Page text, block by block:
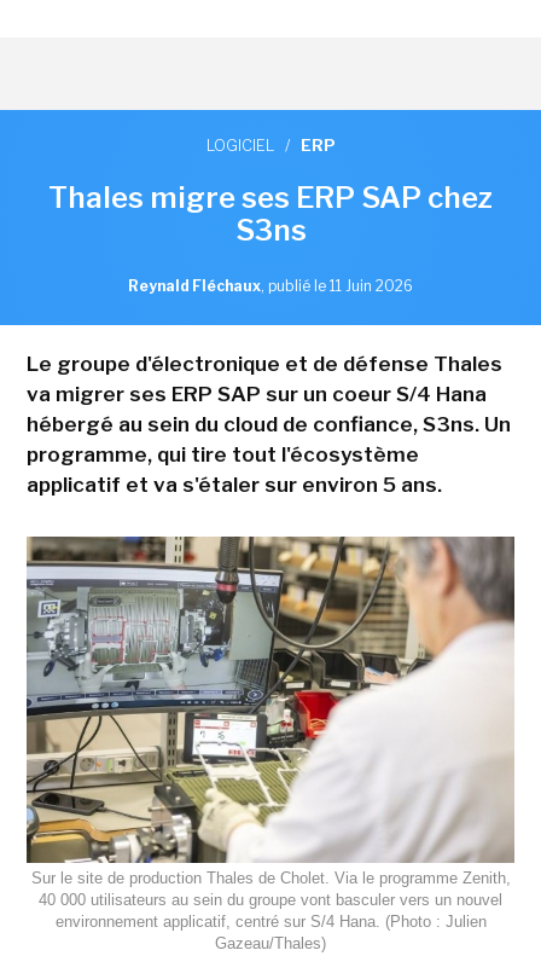
LOGICIEL / ERP
Thales migre ses ERP SAP chez
S3ns
Reynald Fléchaux, publié le 11 Juin 2026
Le groupe d'électronique et de défense Thales
va migrer ses ERP SAP sur un coeur S/4 Hana
hébergé au sein du cloud de confiance, S3ns. Un
programme, qui tire tout l'écosystème
applicatif et va s'étaler sur environ 5 ans.
Sur le site de production Thales de Cholet. Via le programme Zenith,
40 000 utilisateurs au sein du groupe vont basculer vers un nouvel
environnement applicatif, centré sur S/4 Hana. (Photo : Julien
Gazeau/Thales)